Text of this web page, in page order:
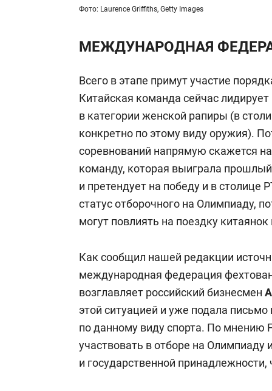
Фото: Laurence Griffiths, Getty Images
МЕЖДУНАРОДНАЯ
Всего в этапе примут участие
Китайская команда сейчас
в категории женской рапиры (в
конкретно по этому виду оружия).
соревнований напрямую скажется
команду, которая выиграла
и претендует на победу и в столице
статус отборочного на Олимпиаду,
могут повлиять на поездку
Как сообщил нашей редакции
международная федерация
возглавляет российский бизнесмен
этой ситуацией и уже подала
по данному виду спорта. По мнению
участвовать в отборе на Олимпиаду
и государственной принадлежности,